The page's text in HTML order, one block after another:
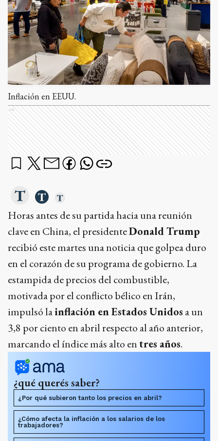
Inflación en EEUU.
Ads
Horas antes de su partida hacia una reunión
clave en China, el presidenteDonald Trump
recibió este martes una noticia que golpea duro
en el corazón de su programa de gobierno. La
estampida de precios del combustible,
motivada por el conflicto bélico en Irán,
impulsó lainflación en Estados Unidos a un
3,8 por ciento en abril respecto al año anterior,
marcando el índice más alto entres años.
¿qué querés saber?
¿Por qué subieron tanto los precios en abril?
¿Cómo afecta la inflación a los salarios de los
trabajadores?